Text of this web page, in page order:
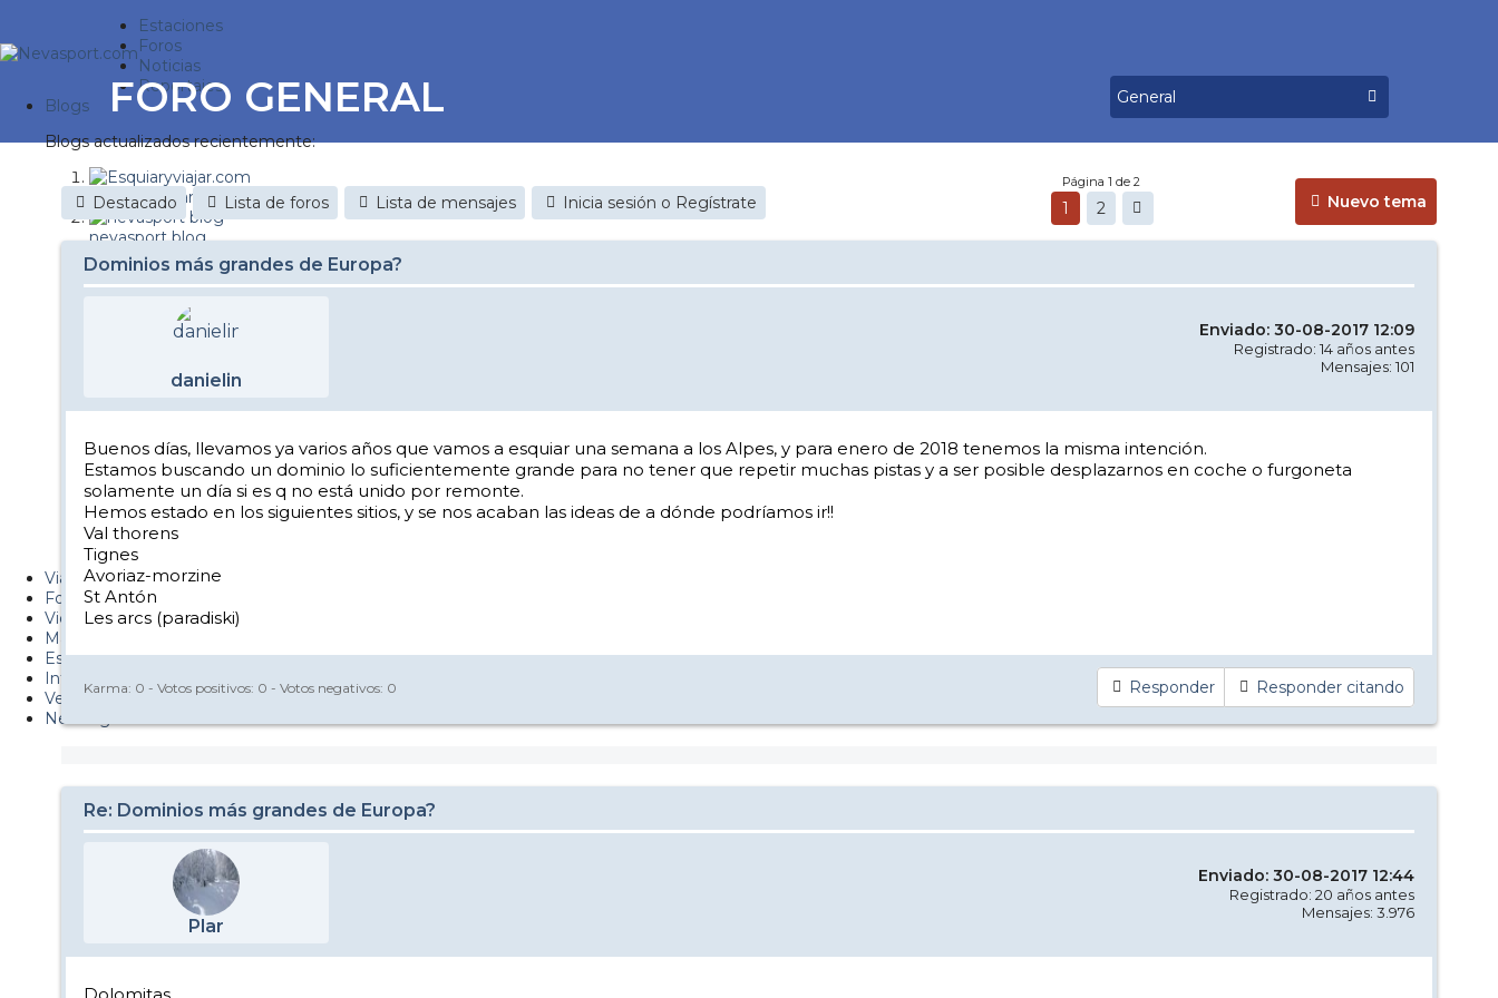
Estaciones
Foros
Noticias
Reportajes
Blogs
Blogs actualizados recientemente:
Esquiaryviajar.com
nevasport blog
Discovery Snow
Nevasport Chile
Revista NIX
Metiendo Cantos
PUCAF - Blog
Viajes
Fotos
Videos
Material
Esquí Pro
Infonieve
Verano
Nevalog
FORO GENERAL
Nuevo tema
Destacado Lista de foros Lista de mensajes Inicia sesión o Regístrate
Página 1 de 2
1 2
Dominios más grandes de Europa?
danielin
Enviado: 30-08-2017 12:09
Registrado: 14 años antes
Mensajes: 101
Buenos días, llevamos ya varios años que vamos a esquiar una semana a los Alpes, y para enero de 2018 tenemos la misma intención.
Estamos buscando un dominio lo suficientemente grande para no tener que repetir muchas pistas y a ser posible desplazarnos en coche o furgoneta
solamente un día si es q no está unido por remonte.
Hemos estado en los siguientes sitios, y se nos acaban las ideas de a dónde podríamos ir!!
Val thorens
Tignes
Avoriaz-morzine
St Antón
Les arcs (paradiski)
Responder Responder citando
Karma: 0 - Votos positivos: 0 - Votos negativos: 0
Re: Dominios más grandes de Europa?
Plar
Enviado: 30-08-2017 12:44
Registrado: 20 años antes
Mensajes: 3.976